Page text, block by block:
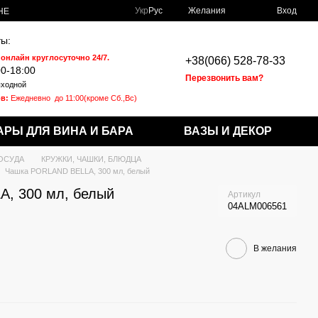
Укр Рус Желания Вход
круглосуточно 24/7.
18:00
Ежедневно до 11:00(кроме Сб.,Вс)
+38(066) 528-78-33
Перезвонить вам?
ДЛЯ ВИНА И БАРА ВАЗЫ И ДЕКОР
КРУЖКИ, ЧАШКИ, БЛЮДЦА
Чашка PORLAND BELLA, 300 мл, белый
300 мл, белый Артикул
04ALM006561
В желания